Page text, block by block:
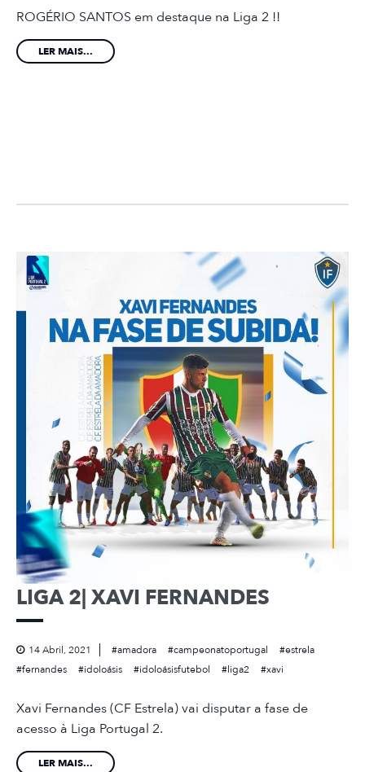
ROGÉRIO SANTOS em destaque na Liga 2 !!
LER MAIS...
LIGA 2| XAVI FERNANDES
14 Abril, 2021 amadora campeonatoportugal
estrela
fernandes
idoloásis idoloásisfutebol liga2 xavi
Xavi Fernandes (CF Estrela) vai disputar a fase de
acesso à Liga Portugal 2.
LER MAIS...